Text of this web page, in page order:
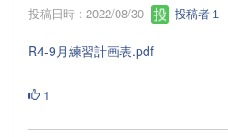
投稿日時 : 2022/08/30 投稿者１
R4-9月練習計画表.pdf
1